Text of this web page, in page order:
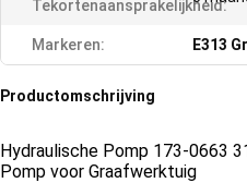
Tekortenaansprakelijkheid:
Markeren: E313
Productomschrijving
Hydraulische Pomp 173-0663
Pomp voor Graafwerktuig